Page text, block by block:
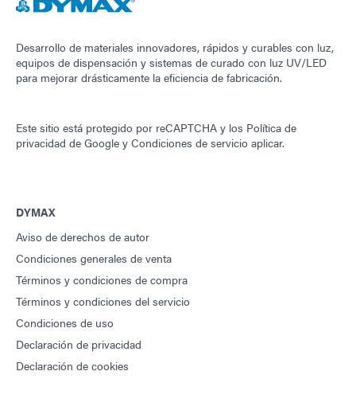
Desarrollo de materiales innovadores, rápidos y curables con luz,
equipos de dispensación y sistemas de curado con luz UV/LED
para mejorar drásticamente la eficiencia de fabricación.
Este sitio está protegido por reCAPTCHA y los Política de
privacidad de Google y Condiciones de servicio aplicar.
DYMAX
Aviso de derechos de autor
Condiciones generales de venta
Términos y condiciones de compra
Términos y condiciones del servicio
Condiciones de uso
Declaración de privacidad
Declaración de cookies